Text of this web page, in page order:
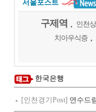
서울포스트
구제역 인천
치아우식증
한국은행
[인천경기Post] 연수드